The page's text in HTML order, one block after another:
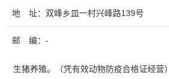
地 址：双峰乡皿一村兴峰路139号
邮 编：-
生猪养殖。（凭有效动物防疫合格证经营）